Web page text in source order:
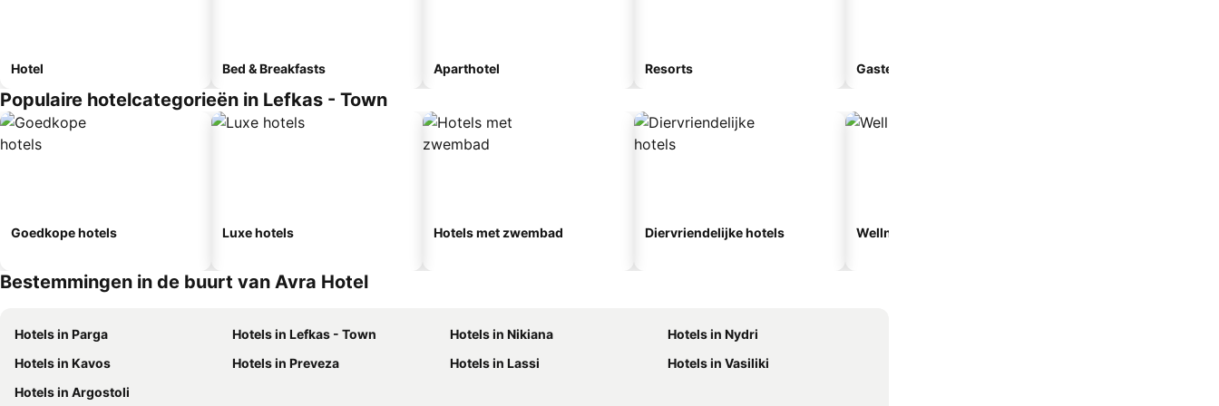
Hotel Bed & Breakfasts Aparthotel Resorts Gastenverblijf
Populaire hotelcategorieën in Lefkas - Town
Goedkope hotels Luxe hotels Hotels met zwembad Diervriendelijke hotels Wellnesshotels
Bestemmingen in de buurt van Avra Hotel
Hotels in Parga Hotels in Lefkas - Town Hotels in Nikiana
Hotels in Nydri
Hotels in Kavos
Hotels in Preveza Hotels in Lassi
Hotels in Vasiliki
Hotels in Argostoli